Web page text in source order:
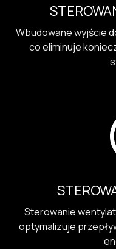
Wbudowane wyjście
co eliminuje
Sterowanie
optymalizuje